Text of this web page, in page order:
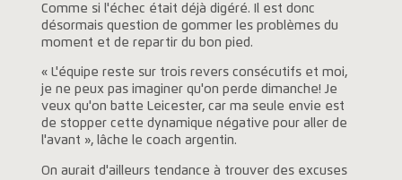
Comme si l'échec était déjà digéré. Il est donc
désormais question de gommer les problèmes du
moment et de repartir du bon pied.
« L'équipe reste sur trois revers consécutifs et moi,
je ne peux pas imaginer qu'on perde dimanche! Je
veux qu'on batte Leicester, car ma seule envie est
de stopper cette dynamique négative pour aller de
l'avant », lâche le coach argentin.
On aurait d'ailleurs tendance à trouver des excuses